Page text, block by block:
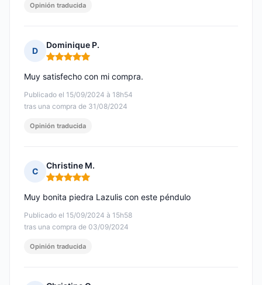
Opinión traducida
D
Dominique P.
Nota: 5 de 5
Publicado el 15/09/2024 à 18h54
tras una compra de 31/08/2024
Muy satisfecho con mi compra.
Opinión traducida
C
Christine M.
Nota: 5 de 5
Publicado el 15/09/2024 à 15h58
tras una compra de 03/09/2024
Muy bonita piedra Lazulis con este péndulo
Opinión traducida